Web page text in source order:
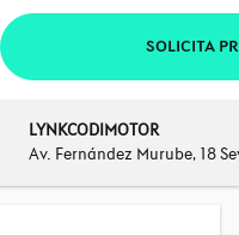
SOLICITA
LYNKCODIMOTOR
Av. Fernández Murube, 18